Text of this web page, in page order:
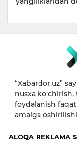
“Xabardor.uz”
nusxa
foydalanish
amalga
ALOQA REKLAMA